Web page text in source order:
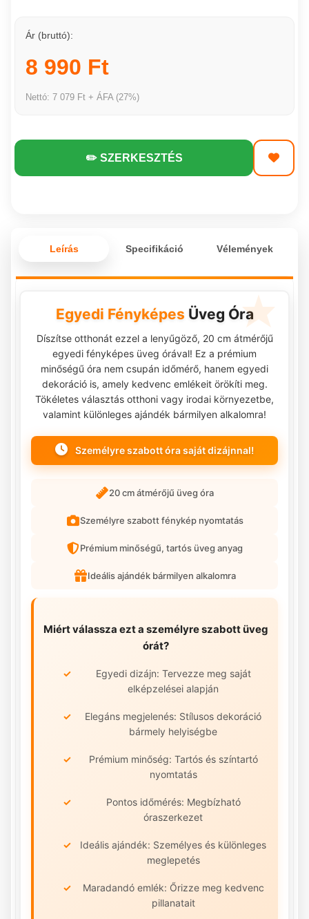
Ár (bruttó):
8 990 Ft
Nettó: 7 079 Ft + ÁFA (27%)
✏️ SZERKESZTÉS
Leírás Specifikáció Vélemények
Egyedi Fényképes Üveg Óra
Díszítse otthonát ezzel a lenyűgöző, 20 cm átmérőjű
egyedi fényképes üveg órával! Ez a prémium
minőségű óra nem csupán időmérő, hanem egyedi
dekoráció is, amely kedvenc emlékeit örökíti meg.
Tökéletes választás otthoni vagy irodai környezetbe,
valamint különleges ajándék bármilyen alkalomra!
Személyre szabott óra saját dizájnnal!
20 cm átmérőjű üveg óra
Személyre szabott fénykép nyomtatás
Prémium minőségű, tartós üveg anyag
Ideális ajándék bármilyen alkalomra
Miért válassza ezt a személyre szabott üveg
órát?
Egyedi dizájn: Tervezze meg saját
elképzelései alapján
Elegáns megjelenés: Stílusos dekoráció
bármely helyiségbe
Prémium minőség: Tartós és színtartó
nyomtatás
Pontos időmérés: Megbízható
óraszerkezet
Ideális ajándék: Személyes és különleges
meglepetés
Maradandó emlék: Őrizze meg kedvenc
pillanatait